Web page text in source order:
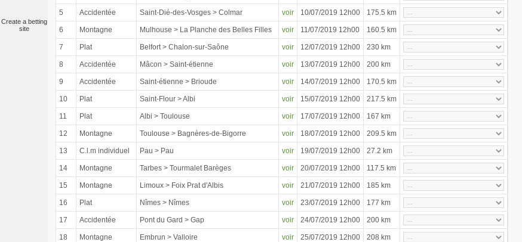
Create a betting
site
5 Accidentée Saint-Dié-des-Vosges > Colmar voir 10/07/2019 12h00 175.5 km
6 Montagne Mulhouse > La Planche des Belles Filles voir 11/07/2019 12h00 160.5 km
7 Plat Belfort > Chalon-sur-Saône voir 12/07/2019 12h00 230 km
8 Accidentée Mâcon > Saint-étienne voir 13/07/2019 12h00 200 km
9 Accidentée Saint-étienne > Brioude voir 14/07/2019 12h00 170.5 km
10 Plat Saint-Flour > Albi voir 15/07/2019 12h00 217.5 km
11 Plat Albi > Toulouse voir 17/07/2019 12h00 167 km
12 Montagne Toulouse > Bagnères-de-Bigorre voir 18/07/2019 12h00 209.5 km
13 C.l.m individuel Pau > Pau voir 19/07/2019 12h00 27.2 km
14 Montagne Tarbes > Tourmalet Barèges voir 20/07/2019 12h00 117.5 km
15 Montagne Limoux > Foix Prat d'Albis voir 21/07/2019 12h00 185 km
16 Plat Nîmes > Nîmes voir 23/07/2019 12h00 177 km
17 Accidentée Pont du Gard > Gap voir 24/07/2019 12h00 200 km
18 Montagne Embrun > Valloire voir 25/07/2019 12h00 208 km